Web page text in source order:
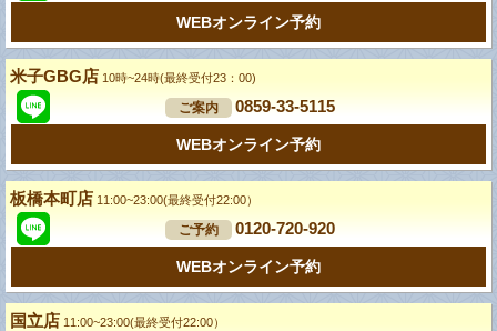
WEBオンライン予約
米子GBG店 10時~24時(最終受付23：00)
ご案内 0859-33-5115
WEBオンライン予約
板橋本町店 11:00~23:00(最終受付22:00）
ご予約 0120-720-920
WEBオンライン予約
国立店 11:00~23:00(最終受付22:00）